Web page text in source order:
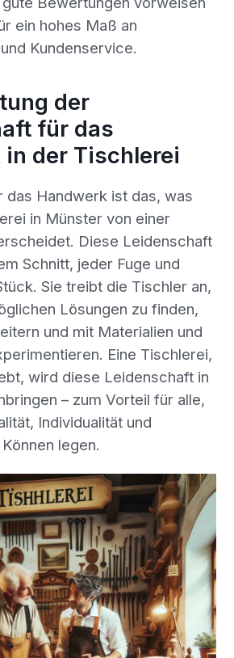
ein hohes Maß an
Kundenservice.
der
für das
der Tischlerei
das Handwerk ist das, was
in Münster von einer
Diese Leidenschaft
Schnitt, jeder Fuge und
Sie treibt die Tischler an,
Lösungen zu finden,
und mit Materialien und
Eine Tischlerei,
wird diese Leidenschaft in
– zum Vorteil für alle,
Individualität und
legen.